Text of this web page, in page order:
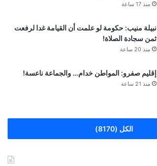
منذ 17 ساعة
نبيلة منيب: حكومة لو علمت أن القيامة غدا لرفعت
ثمن سجادة الصلاة!
منذ 20 ساعة
إقليم صفرو: المواطن خدام… والجماعة ناعسة!
منذ 21 ساعة
الكل (8170)